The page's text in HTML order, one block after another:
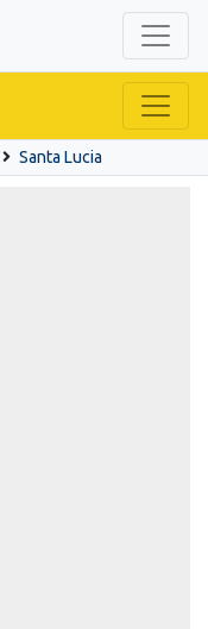
Santa Lucia